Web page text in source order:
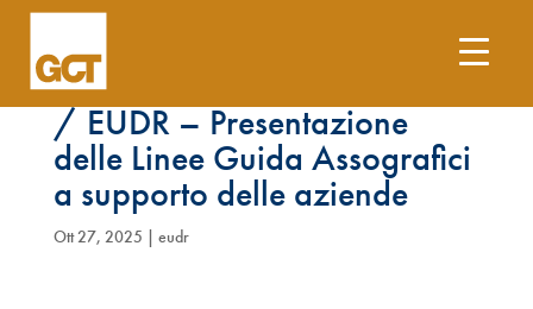
WEBINAR 31 ottobre 2025
/ EUDR – Presentazione
delle Linee Guida Assografici
a supporto delle aziende
Ott 27, 2025 | eudr